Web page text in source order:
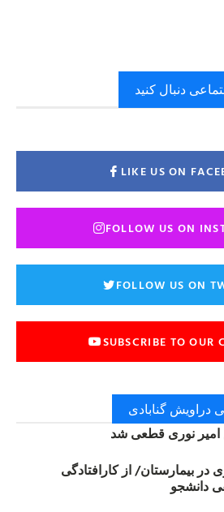
دنبال کنید
LIKE US ON
FOLLOW US ON
FOLLOW US ON
SUBSCRIBE TO OUR
دراویش گنابادی
نوری قطعی شد
در بیمارستان/ از کارافتادگی